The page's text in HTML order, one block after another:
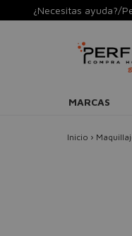
¿Necesitas ayuda?/
MARCAS
Inicio ›